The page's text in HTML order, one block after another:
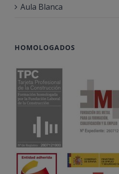
Aula Blanca
HOMOLOGADOS